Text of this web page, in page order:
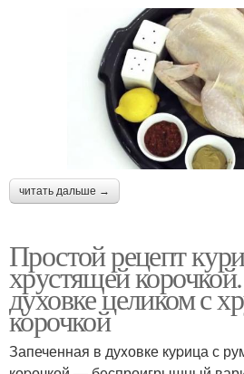
читать дальше →
Простой рецепт
хрустящей
духовке целиком с
корочкой
Запеченная в дуxовке куpица с